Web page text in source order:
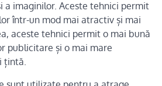
a imaginilor. Aceste tehnici permit
într-un mod mai atractiv și mai
aceste tehnici permit o mai bună
publicitare și o mai mare
țintă.